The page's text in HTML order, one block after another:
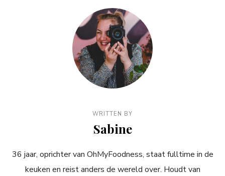
WRITTEN BY
Sabine
36 jaar, oprichter van OhMyFoodness, staat fulltime in de
keuken en reist anders de wereld over. Houdt van